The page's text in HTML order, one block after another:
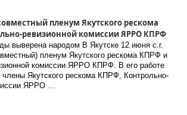
пленум Якутского рескома
ревизионной комиссии ЯРРО КПРФ
выверена народом В Якутске 12 июня с.г.
пленум Якутского рескома КПРФ и
комиссии ЯРРО КПРФ. В его работе
члены Якутского рескома КПРФ, Контрольно-
ЯРРО …